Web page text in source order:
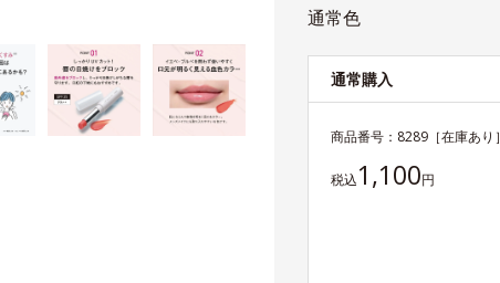
通常色
通常購入
商品番号： 8289 ［在庫あり］
税込1,100円